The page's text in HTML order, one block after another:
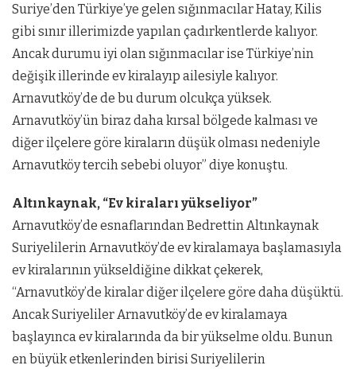
Suriye’den Türkiye’ye gelen sığınmacılar Hatay, Kilis
gibi sınır illerimizde yapılan çadırkentlerde kalıyor.
Ancak durumu iyi olan sığınmacılar ise Türkiye’nin
değişik illerinde ev kiralayıp ailesiyle kalıyor.
Arnavutköy’de de bu durum olcukça yüksek.
Arnavutköy’ün biraz daha kırsal bölgede kalması ve
diğer ilçelere göre kiraların düşük olması nedeniyle
Arnavutköy tercih sebebi oluyor” diye konuştu.
Altınkaynak, “Ev kiraları yükseliyor”
Arnavutköy’de esnaflarından Bedrettin Altınkaynak
Suriyelilerin Arnavutköy’de ev kiralamaya başlamasıyla
ev kiralarının yükseldiğine dikkat çekerek,
“Arnavutköy’de kiralar diğer ilçelere göre daha düşüktü.
Ancak Suriyeliler Arnavutköy’de ev kiralamaya
başlayınca ev kiralarında da bir yükselme oldu. Bunun
en büyük etkenlerinden birisi Suriyelilerin